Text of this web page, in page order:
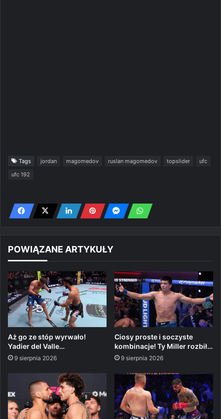
Tags jordan magomedov ruslan magomedov topslider
ufc
ufc 192
POWIĄZANE ARTYKUŁY
Aż go ze stóp wyrwało!
Yadier del Valle…
9 sierpnia 2026
Ciosy proste i soczyste
kombinacje! Ty Miller rozbił…
9 sierpnia 2026